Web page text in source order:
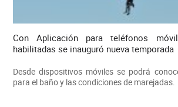
Con Aplicación para teléfonos
habilitadas se inauguró nueva temporada
Desde dispositivos móviles se podrá
para el baño y las condiciones de marejadas.